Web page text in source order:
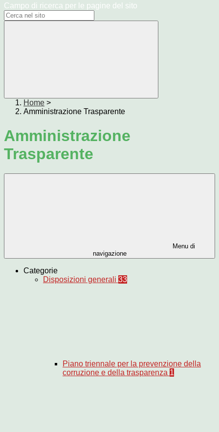
Campo di ricerca per le pagine del sito
Home >
Amministrazione Trasparente
Amministrazione
Trasparente
Menu di
navigazione
Categorie
Disposizioni generali 33
Piano triennale per la prevenzione della
corruzione e della trasparenza 1